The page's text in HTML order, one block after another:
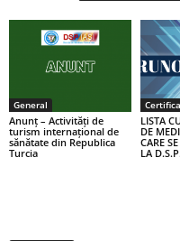
General
Anunț – Activități de
turism internațional de
sănătate din Republica
Turcia
LISTA
DE
CARE
LA